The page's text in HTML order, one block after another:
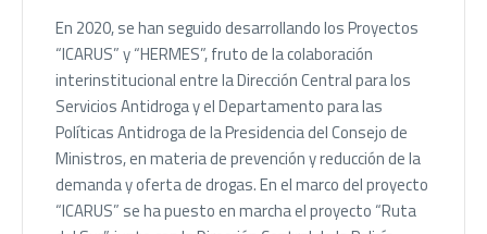
En 2020, se han seguido desarrollando los Proyectos
“ICARUS” y “HERMES”, fruto de la colaboración
interinstitucional entre la Dirección Central para los
Servicios Antidroga y el Departamento para las
Políticas Antidroga de la Presidencia del Consejo de
Ministros, en materia de prevención y reducción de la
demanda y oferta de drogas. En el marco del proyecto
“ICARUS” se ha puesto en marcha el proyecto “Ruta